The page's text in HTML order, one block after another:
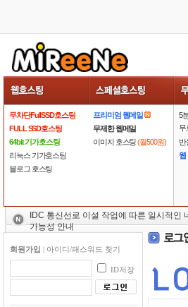
무차단FullSSD호스팅
FULL SSD호스팅
64bit 기가호스팅
리눅스 기가호스팅
블로그 호스팅
프리미엄 웹메일
무제한 웹메일
이미지 호스팅(월500원)
5
무
반
웹
IDC 통신선로 이설 작업에 따른 일시적인
가능성 안내
회원가입 | 아이디/패스워드 찾기
ID저장